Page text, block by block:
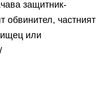
защитник-
обвинител, частният
ищец или